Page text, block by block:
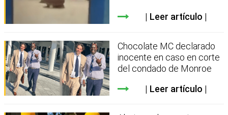
Leer artículo
Chocolate MC declarado
inocente en caso en corte
del condado de Monroe
Leer artículo